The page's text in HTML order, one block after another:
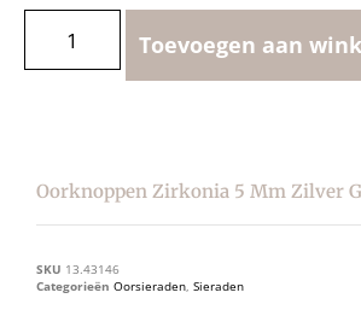
Toevoegen aan
Oorknoppen Zirkonia 5 Mm Zilver
SKU 13.43146
Categorieën Oorsieraden, Sieraden